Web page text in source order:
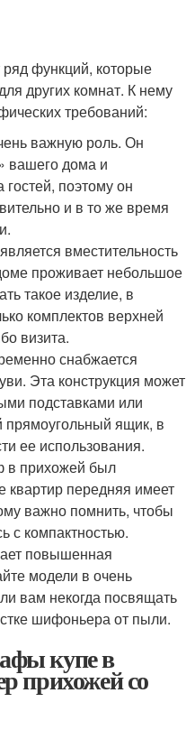
функций, которые
других комнат. К нему
требований:
важную роль. Он
вашего дома и
поэтому он
и в то же время
вместительность
проживает небольшое
такое изделие, в
комплектов верхней
визита.
снабжается
Эта конструкция может
подставками или
прямоугольный ящик, в
ее использования.
в прихожей был
квартир передняя имеет
важно помнить, чтобы
с компактностью.
повышенная
модели в очень
вам некогда посвящать
шифоньера от пыли.
купе в
прихожей со